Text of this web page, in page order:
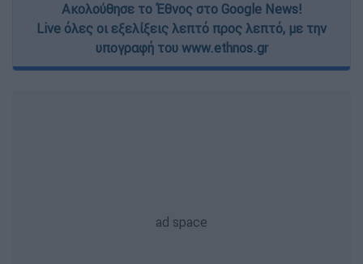
Ακολούθησε το Έθνος στο Google News!
Live όλες οι εξελίξεις λεπτό προς λεπτό, με την
υπογραφή του www.ethnos.gr